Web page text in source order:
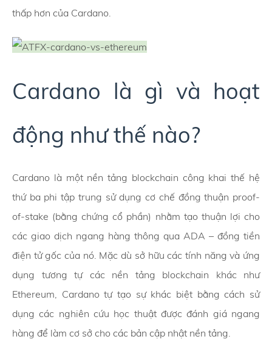
thấp hơn của Cardano.
Cardano là gì và hoạt
động như thế nào?
Cardano là một nền tảng blockchain công khai thế hệ
thứ ba phi tập trung sử dụng cơ chế đồng thuận proof-
of-stake (bằng chứng cổ phần) nhằm tạo thuận lợi cho
các giao dịch ngang hàng thông qua ADA – đồng tiền
điện tử gốc của nó. Mặc dù sở hữu các tính năng và ứng
dụng tương tự các nền tảng blockchain khác như
Ethereum, Cardano tự tạo sự khác biệt bằng cách sử
dụng các nghiên cứu học thuật được đánh giá ngang
hàng để làm cơ sở cho các bản cập nhật nền tảng.